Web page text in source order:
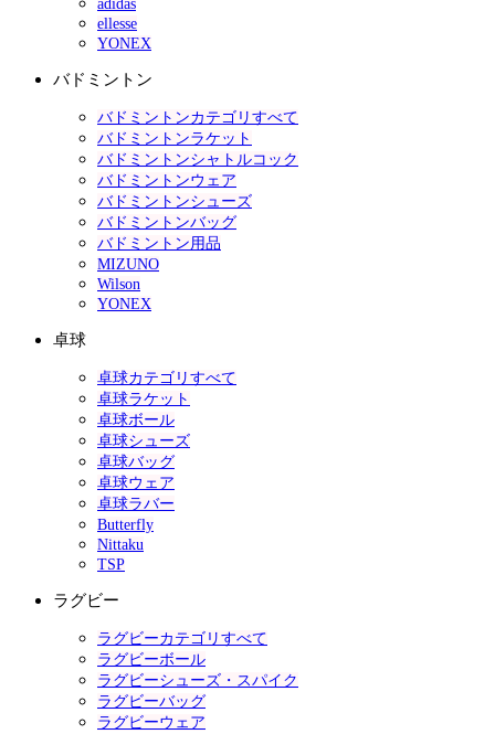
adidas
ellesse
YONEX
バドミントン
バドミントンカテゴリすべて
バドミントンラケット
バドミントンシャトルコック
バドミントンウェア
バドミントンシューズ
バドミントンバッグ
バドミントン用品
MIZUNO
Wilson
YONEX
卓球
卓球カテゴリすべて
卓球ラケット
卓球ボール
卓球シューズ
卓球バッグ
卓球ウェア
卓球ラバー
Butterfly
Nittaku
TSP
ラグビー
ラグビーカテゴリすべて
ラグビーボール
ラグビーシューズ・スパイク
ラグビーバッグ
ラグビーウェア